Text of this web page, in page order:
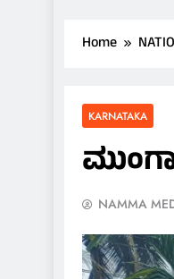
Home
KARNATAKA
NAMMA